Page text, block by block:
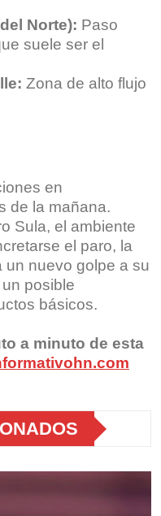
Norte): Paso
suele ser el
Zona de alto flujo
en
de la mañana.
Sula, el ambiente
el paro, la
un nuevo golpe a su
posible
básicos.
a minuto de esta